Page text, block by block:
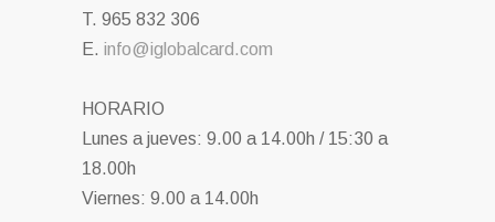
T. 965 832 306
E. info@iglobalcard.com
HORARIO
Lunes a jueves: 9.00 a 14.00h / 15:30 a
18.00h
Viernes: 9.00 a 14.00h